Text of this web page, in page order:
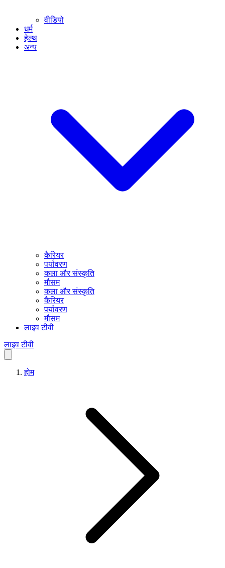
वीडियो
धर्म
हेल्थ
अन्य
कैरियर
पर्यावरण
कला और संस्कृति
मौसम
कला और संस्कृति
कैरियर
पर्यावरण
मौसम
लाइव टीवी
लाइव टीवी
होम